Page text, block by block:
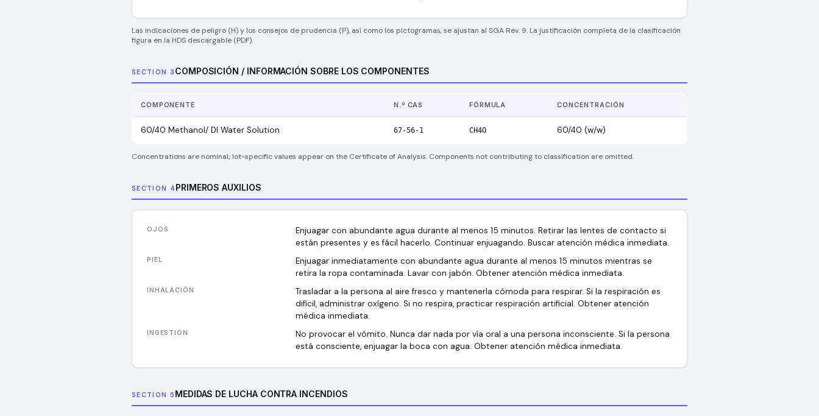
Las indicaciones de peligro (H) y los consejos de prudencia (P), así como los pictogramas, se ajustan al SGA Rev. 9. La justificación completa de la clasificación
figura en la HDS descargable (PDF).
SECTION 3 COMPOSICIÓN / INFORMACIÓN SOBRE LOS COMPONENTES
COMPONENTE N.º CAS FÓRMULA CONCENTRACIÓN
60/40 Methanol/ DI Water Solution 67-56-1 CH4O 60/40 (w/w)
Concentrations are nominal; lot-specific values appear on the Certificate of Analysis. Components not contributing to classification are omitted.
SECTION 4 PRIMEROS AUXILIOS
OJOS
Enjuagar con abundante agua durante al menos 15 minutos. Retirar las lentes de contacto si
están presentes y es fácil hacerlo. Continuar enjuagando. Buscar atención médica inmediata.
PIEL
Enjuagar inmediatamente con abundante agua durante al menos 15 minutos mientras se
retira la ropa contaminada. Lavar con jabón. Obtener atención médica inmediata.
INHALACIÓN
Trasladar a la persona al aire fresco y mantenerla cómoda para respirar. Si la respiración es
difícil, administrar oxígeno. Si no respira, practicar respiración artificial. Obtener atención
médica inmediata.
INGESTIÓN
No provocar el vómito. Nunca dar nada por vía oral a una persona inconsciente. Si la persona
está consciente, enjuagar la boca con agua. Obtener atención médica inmediata.
SECTION 5 MEDIDAS DE LUCHA CONTRA INCENDIOS